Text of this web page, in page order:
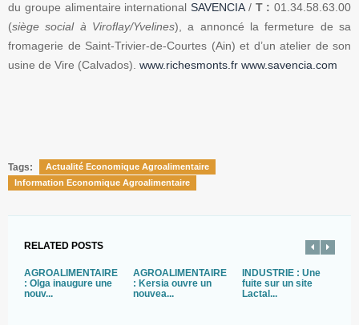
du groupe alimentaire international SAVENCIA/ T : 01.34.58.63.00
(siège social à Viroflay/Yvelines), a annoncé la fermeture de sa
fromagerie de Saint-Trivier-de-Courtes (Ain) et d’un atelier de son
usine de Vire (Calvados). www.richesmonts.fr www.savencia.com
Tags:
Actualité Economique Agroalimentaire
Information Economique Agroalimentaire
RELATED POSTS
AGROALIMENTAIRE
: Olga inaugure une
nouv...
AGROALIMENTAIRE
: Kersia ouvre un
nouvea...
INDUSTRIE : Une
fuite sur un site
Lactal...